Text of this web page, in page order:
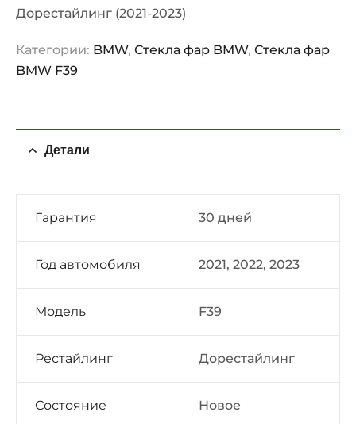
Дорестайлинг (2021-2023)
Категории: BMW, Стекла фар BMW, Стекла фар
BMW F39
Детали
Гарантия 30 дней
Год автомобиля 2021, 2022, 2023
Модель F39
Рестайлинг Дорестайлинг
Состояние Новое